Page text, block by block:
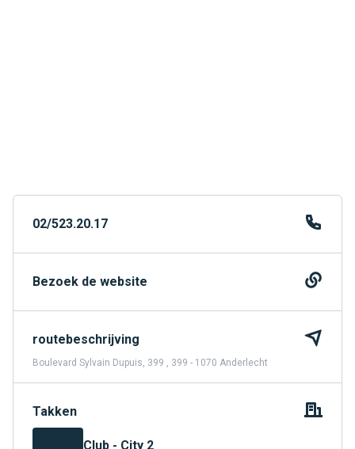
02/523.20.17
Bezoek de website
routebeschrijving
Boulevard Sylvain Dupuis, 399 , 399 - 1070 Anderlecht
Takken
Club - City 2